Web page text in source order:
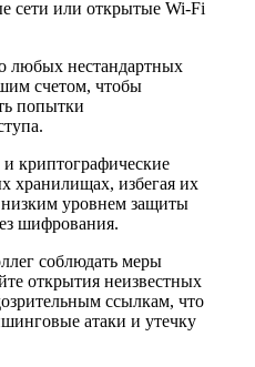
сети или открытые Wi-Fi
любых нестандартных
счетом, чтобы
попытки
криптографические
хранилищах, избегая их
низким уровнем защиты
шифрования.
соблюдать меры
открытия неизвестных
ссылкам, что
атаки и утечку